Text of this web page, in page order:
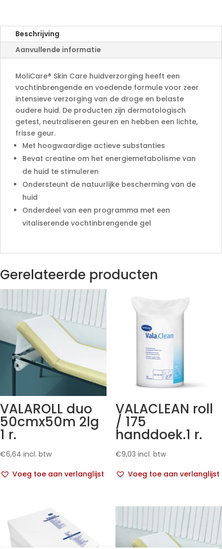
a
t
Beschrijving
Aanvullende informatie
MoliCare® Skin Care huidverzorging heeft een
vochtinbrengende en voedende formule voor zeer
intensieve verzorging van de droge en belaste
oudere huid. De producten zijn dermatologisch
getest, neutraliseren geuren en hebben een lichte,
frisse geur.
Met hoogwaardige actieve substanties
Bevat creatine om het energiemetabolisme van
de huid te stimuleren
Ondersteunt de natuurlijke bescherming van de
huid
Onderdeel van een programma met een
vitaliserende vochtinbrengende gel
Gerelateerde producten
VALAROLL duo
50cmx50m 2lg
1 r.
€6,64 incl. btw
Voeg toe aan verlanglijst
VALACLEAN roll
/ 175
handdoek.1 r.
€9,03 incl. btw
Voeg toe aan verlanglijst